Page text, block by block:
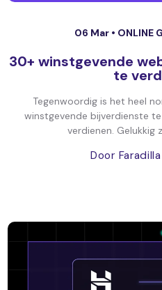
06 Mar • ONLINE
30+ winstgevende
te
Tegenwoordig is het heel
winstgevende bijverdienste
verdienen. Gelukkig
Door